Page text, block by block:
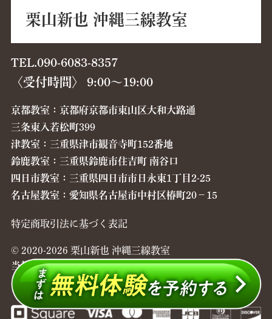
栗山新也 沖縄三線教室
TEL.090-6083-8357
〈受付時間〉 9:00〜19:00
京都教室：京都府京都市東山区大和大路通
三条東入若松町399
津教室：三重県津市観音寺町152番地
鈴鹿教室：三重県鈴鹿市住吉町 南谷口
四日市教室：三重県四日市市日永東1丁目2-25
名古屋教室：愛知県名古屋市中村区椿町20−15
特定商取引法に基づく表記
© 2020-2026 栗山新也 沖縄三線教室
当教室ではレッスン料のお支払い方法を現金、
クレジットカードからお選びいただけます。